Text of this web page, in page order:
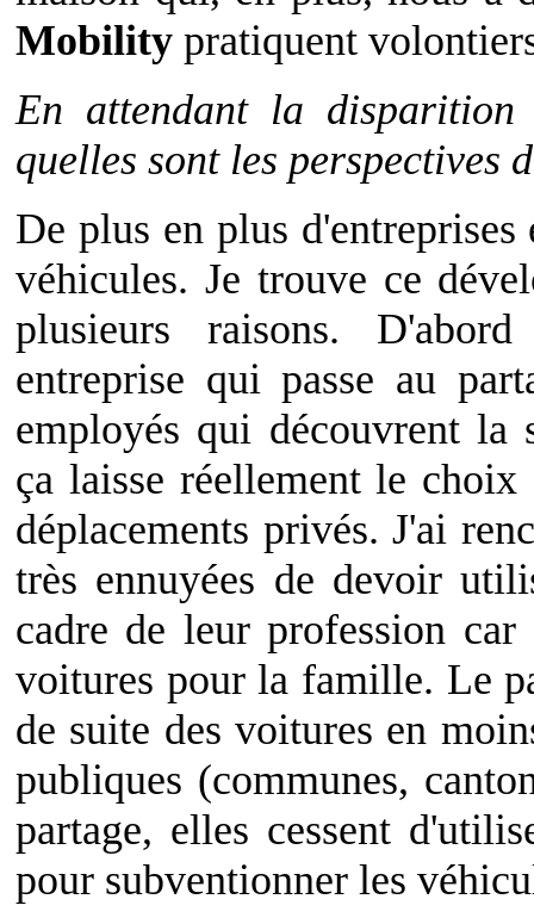
Mobility pratiquent
En attendant la disparition
quelles sont les perspectives
De plus en plus
véhicules. Je trouve ce
plusieurs raisons.
entreprise qui passe au
employés qui découvrent la
ça laisse réellement le
déplacements privés. J'ai
très ennuyées de devoir
cadre de leur profession
voitures pour la famille. Le
de suite des voitures en
publiques (communes,
partage, elles cessent
pour subventionner les